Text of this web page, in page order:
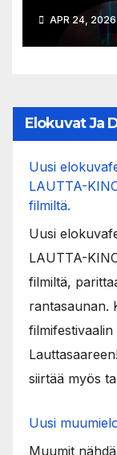
ajassa
APR 24, 2026
Elokuvat Ja
Uusi
LAUTTA-
filmiltä.
Uusi
LAUTTA-
filmiltä,
rantasaunan.
siirtää myös
Uusi
Muumit